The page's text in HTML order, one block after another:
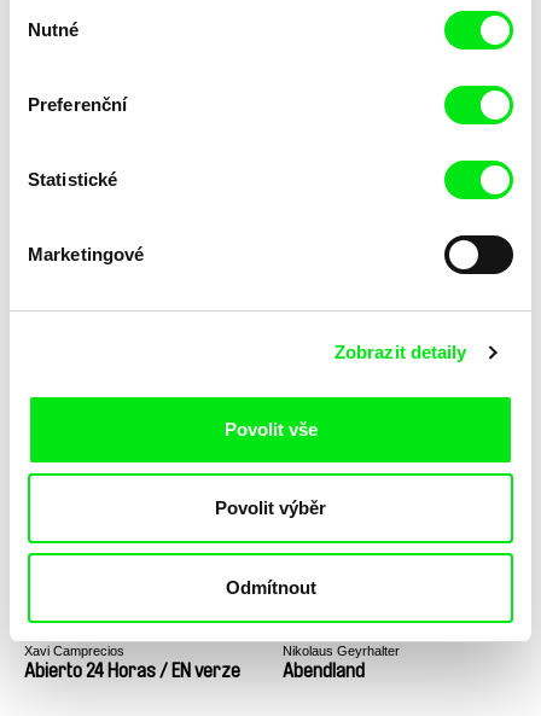
souhlasu
Nutné
Preferenční
Statistické
Marketingové
Zobrazit detaily
Povolit vše
Povolit výběr
Odmítnout
Anikó Mária Nagy
Xavi Camprecios
Abierto 24 Horas / EN verze
Nikolaus Geyrhalter
Abendland